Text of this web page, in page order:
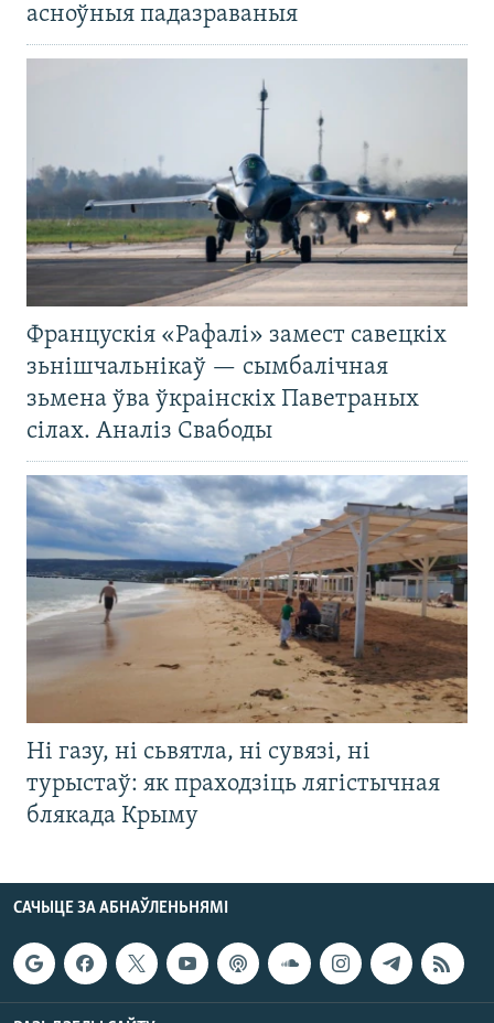
асноўныя падазраваныя
Францускія «Рафалі» замест савецкіх
зьнішчальнікаў — сымбалічная
зьмена ўва ўкраінскіх Паветраных
сілах. Аналіз Свабоды
Ні газу, ні сьвятла, ні сувязі, ні
турыстаў: як праходзіць лягістычная
блякада Крыму
САЧЫЦЕ ЗА АБНАЎЛЕНЬНЯМІ